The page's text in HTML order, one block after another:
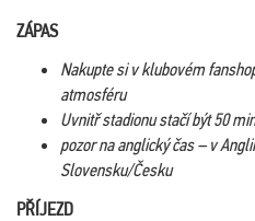
ZÁPAS
Nakupte si v klubovém
atmosféru
Uvnitř stadionu stačí být 50
pozor na anglický čas – v
Slovensku/Česku
PŘÍJEZD